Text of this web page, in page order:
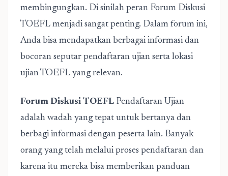
membingungkan. Di sinilah peran Forum Diskusi
TOEFL menjadi sangat penting. Dalam forum ini,
Anda bisa mendapatkan berbagai informasi dan
bocoran seputar pendaftaran ujian serta lokasi
ujian TOEFL yang relevan.
Forum Diskusi TOEFL Pendaftaran Ujian
adalah wadah yang tepat untuk bertanya dan
berbagi informasi dengan peserta lain. Banyak
orang yang telah melalui proses pendaftaran dan
karena itu mereka bisa memberikan panduan